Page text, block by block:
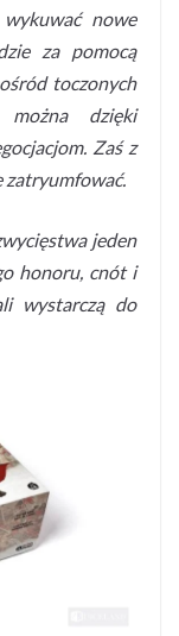
nowe
za pomocą
toczonych
można dzięki
Zaś z
zatryumfować.
jeden
honoru, cnót i
wystarczą do